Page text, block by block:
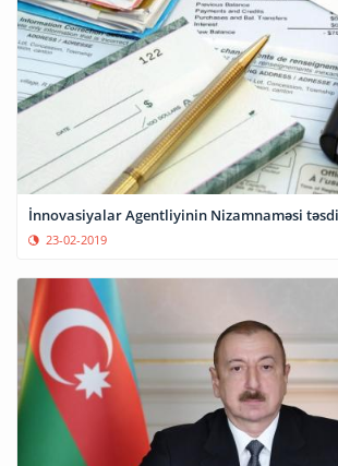
İnnovasiyalar Agentliyinin Nizamnaməsi
23-02-2019